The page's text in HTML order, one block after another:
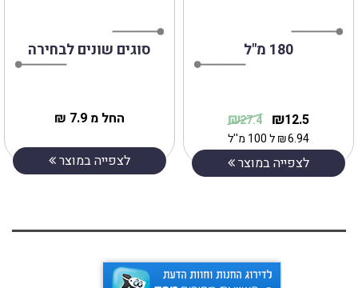
סוגים שונים לבחירה
החל מ 7.9 ₪
לצפייה במוצר
180 מ"ל
12.5
₪
27.4
₪
6.94
₪ל 100 מ''ל
לצפייה במוצר